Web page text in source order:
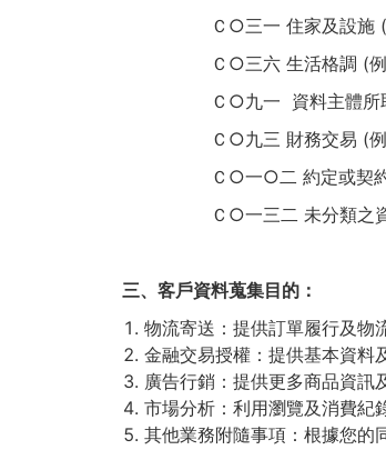
Ｃ○三一 住家及設施 (
Ｃ○三六 生活格調 (
Ｃ○九一 資料主體所
Ｃ○九三 財務交易 (
Ｃ○一○二 約定或契
Ｃ○一三二 未分類之
三、客戶資料蒐集目的：
物流寄送：提供訂單履行及物
金融交易授權：提供基本資料
廣告行銷：提供更多商品資訊
市場分析：利用瀏覽及消費紀
其他業務附隨事項：根據您的